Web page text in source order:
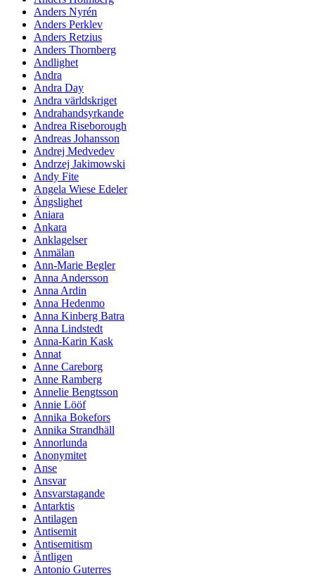
Anders Nyrén
Anders Perklev
Anders Retzius
Anders Thornberg
Andlighet
Andra
Andra Day
Andra världskriget
Andrahandsyrkande
Andrea Riseborough
Andreas Johansson
Andrej Medvedev
Andrzej Jakimowski
Andy Fite
Angela Wiese Edeler
Ängslighet
Aniara
Ankara
Anklagelser
Anmälan
Ann-Marie Begler
Anna Andersson
Anna Ardin
Anna Hedenmo
Anna Kinberg Batra
Anna Lindstedt
Anna-Karin Kask
Annat
Anne Careborg
Anne Ramberg
Annelie Bengtsson
Annie Lööf
Annika Bokefors
Annika Strandhäll
Annorlunda
Anonymitet
Anse
Ansvar
Ansvarstagande
Antarktis
Antilagen
Antisemit
Antisemitism
Äntligen
Antonio Guterres